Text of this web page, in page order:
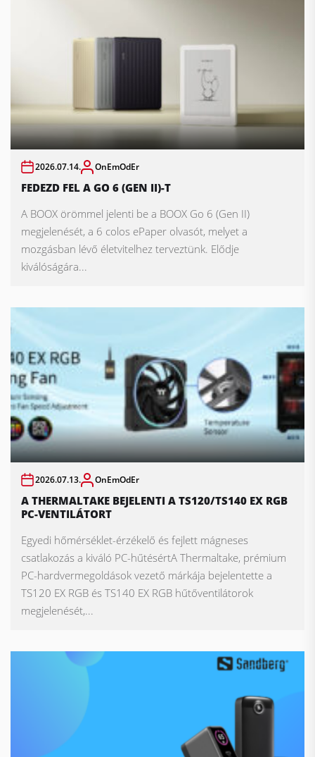
2026.07.14. OnEmOdEr
FEDEZD FEL A GO 6 (GEN II)-T
A BOOX örömmel jelenti be a BOOX Go 6 (Gen II)
megjelenését, a 6 colos ePaper olvasót, melyet a
mozgásban lévő életvitelhez terveztünk. Elődje
kiválóságára...
2026.07.13. OnEmOdEr
A THERMALTAKE BEJELENTI A TS120/TS140 EX RGB
PC-VENTILÁTORT
Egyedi hőmérséklet-érzékelő és fejlett mágneses
csatlakozás a kiváló PC-hűtésértA Thermaltake, prémium
PC-hardvermegoldások vezető márkája bejelentette a
TS120 EX RGB és TS140 EX RGB hűtőventilátorok
megjelenését,...